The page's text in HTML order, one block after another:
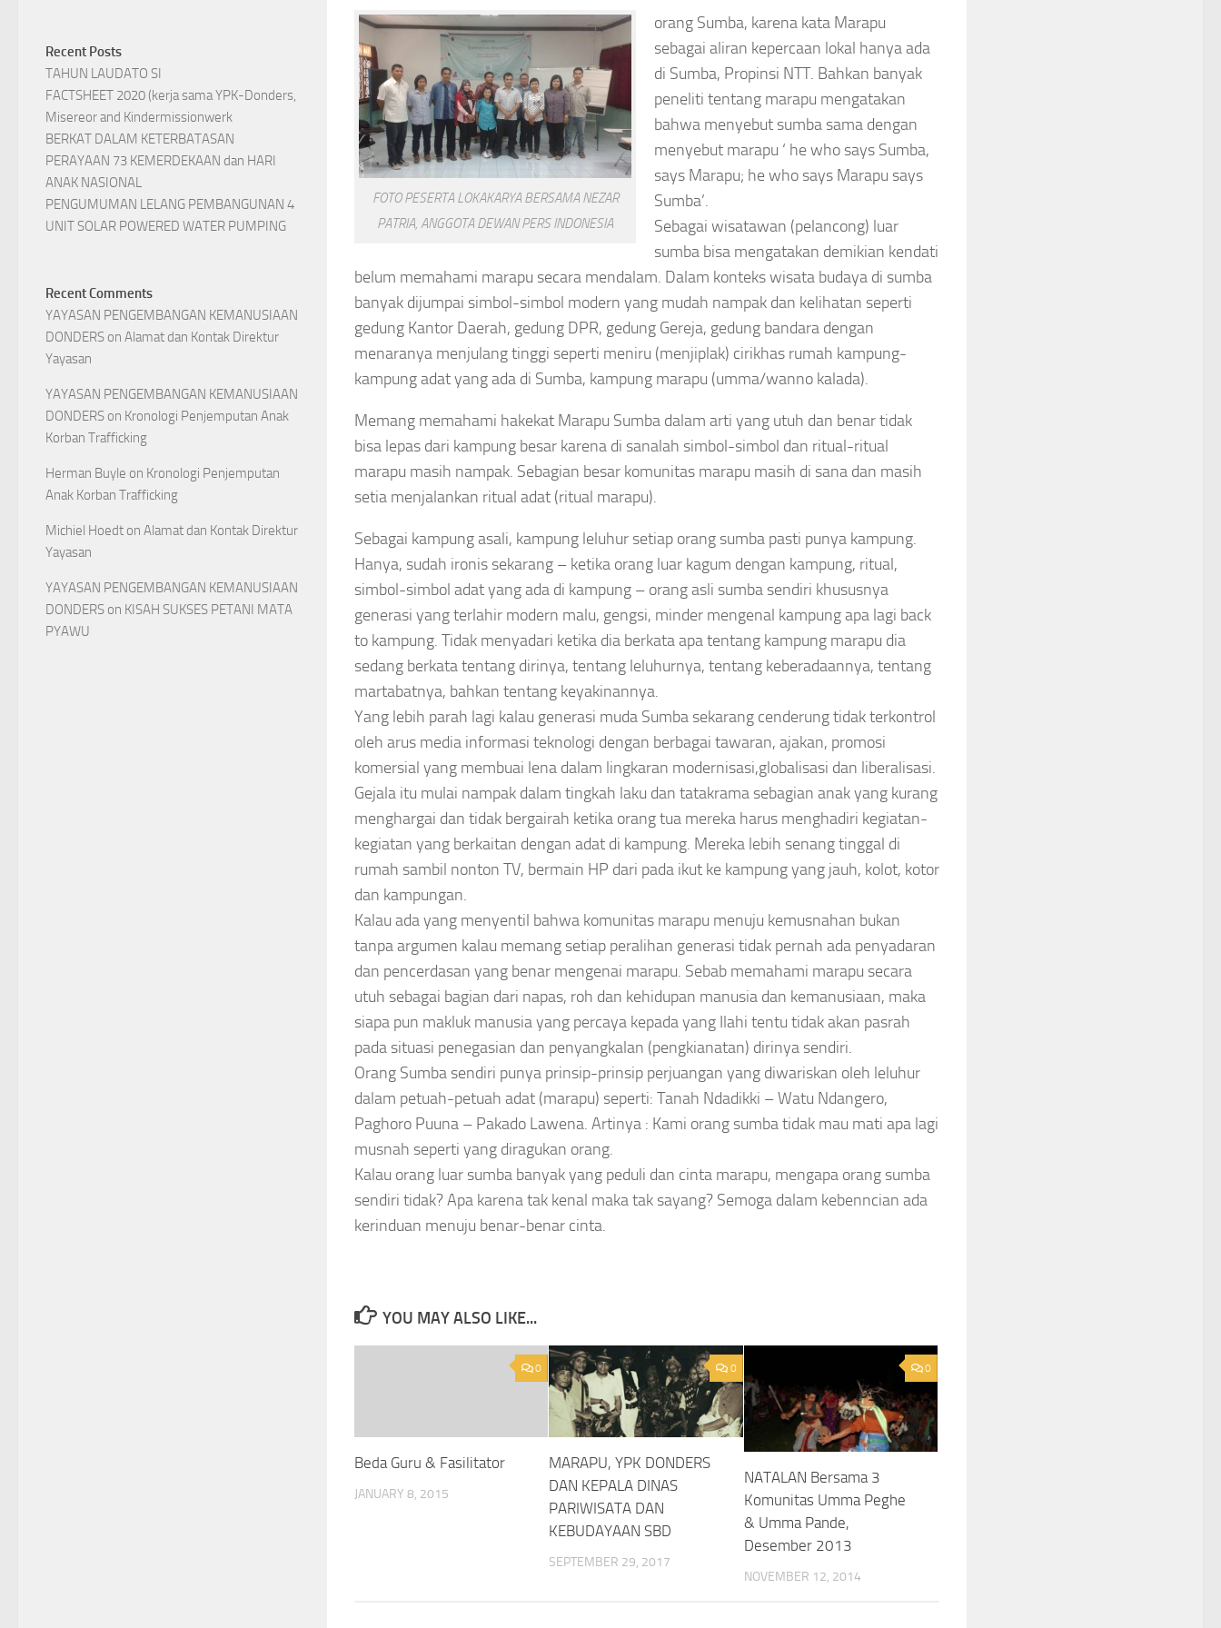
FOTO PESERTA LOKAKARYA BERSAMA NEZAR
PATRIA, ANGGOTA DEWAN PERS INDONESIA
orang Sumba, karena kata Marapu
sebagai aliran kepercaan lokal hanya ada
di Sumba, Propinsi NTT. Bahkan banyak
peneliti tentang marapu mengatakan
bahwa menyebut sumba sama dengan
menyebut marapu ‘ he who says Sumba,
says Marapu; he who says Marapu says
Sumba’.
Sebagai wisatawan (pelancong) luar
sumba bisa mengatakan demikian kendati
belum memahami marapu secara mendalam. Dalam konteks wisata budaya di sumba
banyak dijumpai simbol-simbol modern yang mudah nampak dan kelihatan seperti
gedung Kantor Daerah, gedung DPR, gedung Gereja, gedung bandara dengan
menaranya menjulang tinggi seperti meniru (menjiplak) cirikhas rumah kampung-
kampung adat yang ada di Sumba, kampung marapu (umma/wanno kalada).
Memang memahami hakekat Marapu Sumba dalam arti yang utuh dan benar tidak
bisa lepas dari kampung besar karena di sanalah simbol-simbol dan ritual-ritual
marapu masih nampak. Sebagian besar komunitas marapu masih di sana dan masih
setia menjalankan ritual adat (ritual marapu).
Sebagai kampung asali, kampung leluhur setiap orang sumba pasti punya kampung.
Hanya, sudah ironis sekarang – ketika orang luar kagum dengan kampung, ritual,
simbol-simbol adat yang ada di kampung – orang asli sumba sendiri khususnya
generasi yang terlahir modern malu, gengsi, minder mengenal kampung apa lagi back
to kampung. Tidak menyadari ketika dia berkata apa tentang kampung marapu dia
sedang berkata tentang dirinya, tentang leluhurnya, tentang keberadaannya, tentang
martabatnya, bahkan tentang keyakinannya.
Yang lebih parah lagi kalau generasi muda Sumba sekarang cenderung tidak terkontrol
oleh arus media informasi teknologi dengan berbagai tawaran, ajakan, promosi
komersial yang membuai lena dalam lingkaran modernisasi,globalisasi dan liberalisasi.
Gejala itu mulai nampak dalam tingkah laku dan tatakrama sebagian anak yang kurang
menghargai dan tidak bergairah ketika orang tua mereka harus menghadiri kegiatan-
kegiatan yang berkaitan dengan adat di kampung. Mereka lebih senang tinggal di
rumah sambil nonton TV, bermain HP dari pada ikut ke kampung yang jauh, kolot, kotor
dan kampungan.
Kalau ada yang menyentil bahwa komunitas marapu menuju kemusnahan bukan
tanpa argumen kalau memang setiap peralihan generasi tidak pernah ada penyadaran
dan pencerdasan yang benar mengenai marapu. Sebab memahami marapu secara
utuh sebagai bagian dari napas, roh dan kehidupan manusia dan kemanusiaan, maka
siapa pun makluk manusia yang percaya kepada yang Ilahi tentu tidak akan pasrah
pada situasi penegasian dan penyangkalan (pengkianatan) dirinya sendiri.
Orang Sumba sendiri punya prinsip-prinsip perjuangan yang diwariskan oleh leluhur
dalam petuah-petuah adat (marapu) seperti: Tanah Ndadikki – Watu Ndangero,
Paghoro Puuna – Pakado Lawena. Artinya : Kami orang sumba tidak mau mati apa lagi
musnah seperti yang diragukan orang.
Kalau orang luar sumba banyak yang peduli dan cinta marapu, mengapa orang sumba
sendiri tidak? Apa karena tak kenal maka tak sayang? Semoga dalam kebenncian ada
kerinduan menuju benar-benar cinta.
YOU MAY ALSO LIKE...
0
Beda Guru & Fasilitator
JANUARY 8, 2015
0
MARAPU, YPK DONDERS
DAN KEPALA DINAS
PARIWISATA DAN
KEBUDAYAAN SBD
SEPTEMBER 29, 2017
0
NATALAN Bersama 3
Komunitas Umma Peghe
& Umma Pande,
Desember 2013
NOVEMBER 12, 2014
Recent Posts
TAHUN LAUDATO SI
FACTSHEET 2020 (kerja sama YPK-Donders,
Misereor and Kindermissionwerk
BERKAT DALAM KETERBATASAN
PERAYAAN 73 KEMERDEKAAN dan HARI
ANAK NASIONAL
PENGUMUMAN LELANG PEMBANGUNAN 4
UNIT SOLAR POWERED WATER PUMPING
Recent Comments
YAYASAN PENGEMBANGAN KEMANUSIAAN
DONDERS on Alamat dan Kontak Direktur
Yayasan
YAYASAN PENGEMBANGAN KEMANUSIAAN
DONDERS on Kronologi Penjemputan Anak
Korban Trafficking
Herman Buyle on Kronologi Penjemputan
Anak Korban Trafficking
Michiel Hoedt on Alamat dan Kontak Direktur
Yayasan
YAYASAN PENGEMBANGAN KEMANUSIAAN
DONDERS on KISAH SUKSES PETANI MATA
PYAWU